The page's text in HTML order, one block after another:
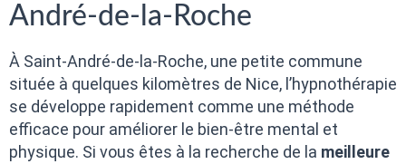
André-de-la-Roche
À Saint-André-de-la-Roche, une petite commune
située à quelques kilomètres de Nice, l’hypnothérapie
se développe rapidement comme une méthode
efficace pour améliorer le bien-être mental et
physique. Si vous êtes à la recherche de la meilleure